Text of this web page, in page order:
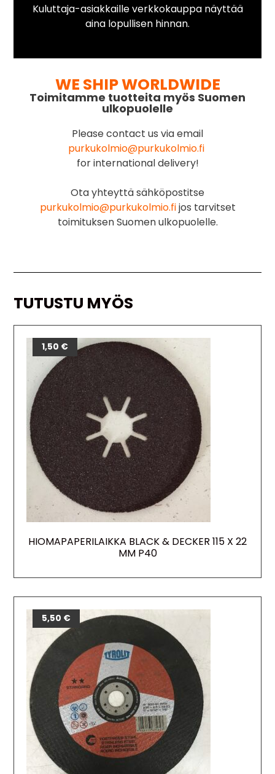
Kuluttaja-asiakkaille verkkokauppa näyttää
aina lopullisen hinnan.
WE SHIP WORLDWIDE
Toimitamme tuotteita myös Suomen
ulkopuolelle
Please contact us via email
purkukolmio@purkukolmio.fi
for international delivery!
Ota yhteyttä sähköpostitse
purkukolmio@purkukolmio.fijos tarvitset
toimituksen Suomen ulkopuolelle.
TUTUSTU MYÖS
HIOMAPAPERILAIKKA BLACK & DECKER 115 X 22
MM P40
1,50 €
5,50 €